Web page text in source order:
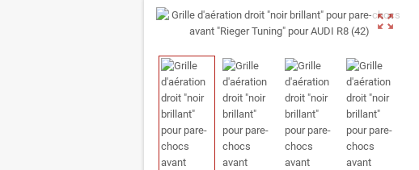
zoom_out_map